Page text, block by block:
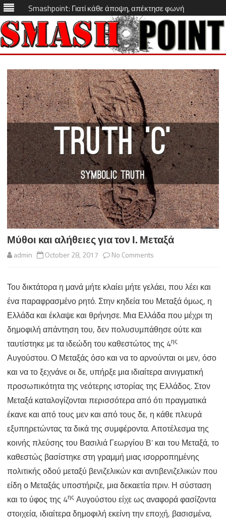
Smashpoint: Γιατί κάθε άποψη, απέκτησε φωνή
Skip
content
Μύθοι και αλήθειες για τον Ι. Μεταξά
admin October 28, 2017 No Comments
και
αλήθειες
για
τον
Ι.
Μεταξά
Του δικτάτορα η μανά μήτε κλαίει μήτε γελάει, που λέει και
ένα παραφρασμένο ρητό. Στην κηδεία του Μεταξά όμως, η
Ελλάδα και έκλαψε και θρήνησε. Μια Ελλάδα που μέχρι τη
δημοφιλή απάντηση του, δεν πολυσυμπάθησε ούτε και
ταυτίστηκε με τα ιδεώδη του καθεστώτος της 4ης
Αυγούστου. Ο Μεταξάς όσο και να το αρνούνται οι μεν, όσο
και να το ξεχνάνε οι δε, υπήρξε μια ιδιαίτερα αινιγματική
προσωπικότητα της νεότερης ιστορίας της Ελλάδος. Στον
Μεταξά καταλογίζονται περισσότερα από ότι πραγματικά
έκανε και από τους μεν και από τους δε, η κάθε πλευρά
εξυπηρετώντας τα δικά της συμφέροντα. Αποτέλεσμα της
κοινής πλεύσης του Βασιλιά Γεωργίου Β’ και του Μεταξά, το
καθεστώς βασίστηκε στη γραμμή μιας ισορροπημένης
πολιτικής οδού μεταξύ βενιζελικών και αντιβενιζελικών που
είδη ο Μεταξάς υποστήριζε, μια δεκαετία πριν. Η σύσταση
και το ύφος της 4ης Αυγούστου είχε ως αναφορά φασίζοντα
στοιχεία, ιδιαίτερα δημοφιλή εκείνη την εποχή, βασισμένα,